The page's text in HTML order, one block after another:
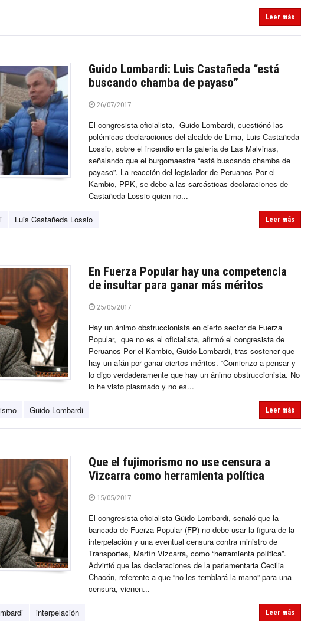
Leer más
Guido Lombardi: Luis Castañeda “está
buscando chamba de payaso”
26/07/2017
El congresista oficialista, Guido Lombardi, cuestiónó las
polémicas declaraciones del alcalde de Lima, Luis Castañeda
Lossio, sobre el incendio en la galería de Las Malvinas,
señalando que el burgomaestre “está buscando chamba de
payaso”. La reacción del legislador de Peruanos Por el
Kambio, PPK, se debe a las sarcásticas declaraciones de
Castañeda Lossio quien no...
Luis Castañeda Lossio Leer más
En Fuerza Popular hay una competencia
de insultar para ganar más méritos
25/05/2017
Hay un ánimo obstruccionista en cierto sector de Fuerza
Popular, que no es el oficialista, afirmó el congresista de
Peruanos Por el Kambio, Guido Lombardi, tras sostener que
hay un afán por ganar ciertos méritos. “Comienzo a pensar y
lo digo verdaderamente que hay un ánimo obstruccionista. No
lo he visto plasmado y no es...
Güido Lombardi Leer más
Que el fujimorismo no use censura a
Vizcarra como herramienta política
15/05/2017
El congresista oficialista Güido Lombardi, señaló que la
bancada de Fuerza Popular (FP) no debe usar la figura de la
interpelación y una eventual censura contra ministro de
Transportes, Martín Vizcarra, como “herramienta política”.
Advirtió que las declaraciones de la parlamentaria Cecilia
Chacón, referente a que “no les temblará la mano” para una
censura, vienen...
interpelación Leer más